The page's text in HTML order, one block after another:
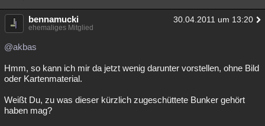
bennamucki 30.04.2011 um 13:20
ehemaliges Mitglied
@akbas
Hmm, so kann ich mir da jetzt wenig darunter vorstellen, ohne Bild
oder Kartenmaterial.
Weißt Du, zu was dieser kürzlich zugeschüttete Bunker gehört
haben mag?